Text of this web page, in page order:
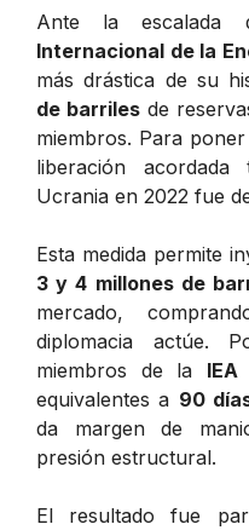
Ante la
Internacional de la
más drástica de su
de barriles de
miembros. Para
liberación
Ucrania en 2022 fue
Esta medida permite
3 y 4 millones de
mercado,
diplomacia actúe.
miembros de la IEA
equivalentes a 90
da margen de
presión estructural.
El resultado fue